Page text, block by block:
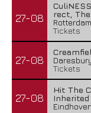
27-08
rect,
Rotterdam
Tickets
27-08
Tickets
27-08
Hit The
Inherited
Eindhoven